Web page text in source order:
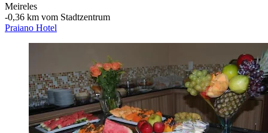
Meireles
‐0,36 km vom Stadtzentrum
Praiano Hotel